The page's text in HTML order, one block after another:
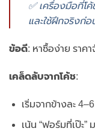
✅ เครื่องมือที่โ
และใช้ฝึกจริงก่
ข้อดี: หาซื้อง่าย ราค
เคล็ดลับจากโค้ช:
เริ่มจากข้างละ
เน้น “ฟอร์มที่เป๊ะ”